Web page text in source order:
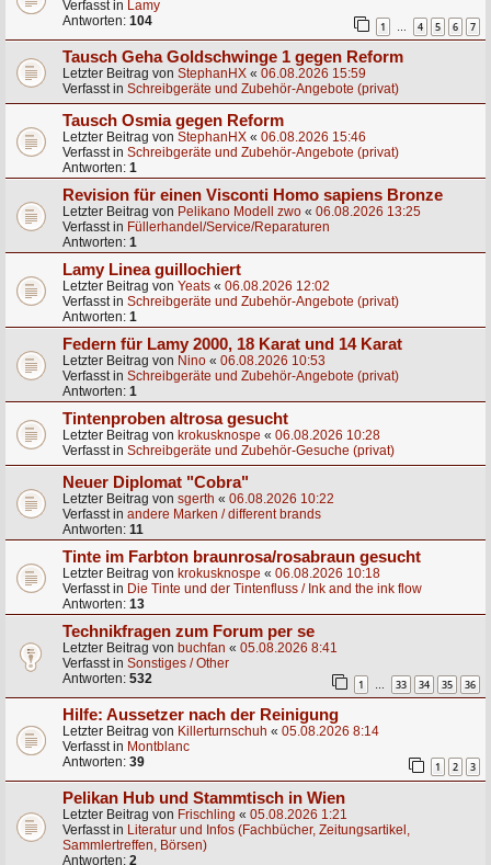
Verfasst in Lamy
Antworten: 104 1 … 4 5 6 7
Tausch Geha Goldschwinge 1 gegen Reform
Letzter Beitrag von StephanHX « 06.08.2026 15:59
Verfasst in Schreibgeräte und Zubehör-Angebote (privat)
Tausch Osmia gegen Reform
Letzter Beitrag von StephanHX « 06.08.2026 15:46
Verfasst in Schreibgeräte und Zubehör-Angebote (privat)
Antworten: 1
Revision für einen Visconti Homo sapiens Bronze
Letzter Beitrag von Pelikano Modell zwo « 06.08.2026 13:25
Verfasst in Füllerhandel/Service/Reparaturen
Antworten: 1
Lamy Linea guillochiert
Letzter Beitrag von Yeats « 06.08.2026 12:02
Verfasst in Schreibgeräte und Zubehör-Angebote (privat)
Antworten: 1
Federn für Lamy 2000, 18 Karat und 14 Karat
Letzter Beitrag von Nino « 06.08.2026 10:53
Verfasst in Schreibgeräte und Zubehör-Angebote (privat)
Antworten: 1
Tintenproben altrosa gesucht
Letzter Beitrag von krokusknospe « 06.08.2026 10:28
Verfasst in Schreibgeräte und Zubehör-Gesuche (privat)
Neuer Diplomat "Cobra"
Letzter Beitrag von sgerth « 06.08.2026 10:22
Verfasst in andere Marken / different brands
Antworten: 11
Tinte im Farbton braunrosa/rosabraun gesucht
Letzter Beitrag von krokusknospe « 06.08.2026 10:18
Verfasst in Die Tinte und der Tintenfluss / Ink and the ink flow
Antworten: 13
Technikfragen zum Forum per se
Letzter Beitrag von buchfan « 05.08.2026 8:41
Verfasst in Sonstiges / Other
Antworten: 532 1 33 34 35 36
Hilfe: Aussetzer nach der Reinigung
Letzter Beitrag von Killerturnschuh « 05.08.2026 8:14
Verfasst in Montblanc
Antworten: 39 1 2 3
Pelikan Hub und Stammtisch in Wien
Letzter Beitrag von Frischling « 05.08.2026 1:21
Verfasst in Literatur und Infos (Fachbücher, Zeitungsartikel,
Sammlertreffen, Börsen)
Antworten: 2